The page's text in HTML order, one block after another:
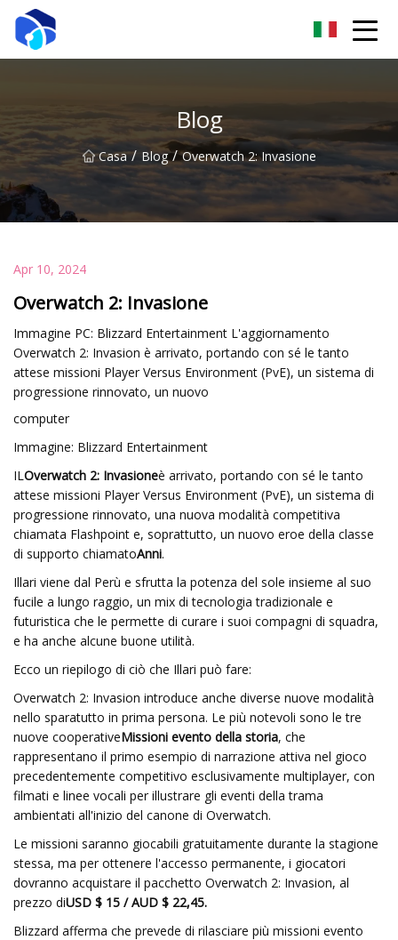
Blog
Casa / Blog / Overwatch 2: Invasione
Apr 10, 2024
Overwatch 2: Invasione
Immagine PC: Blizzard Entertainment L'aggiornamento
Overwatch 2: Invasion è arrivato, portando con sé le tanto
attese missioni Player Versus Environment (PvE), un sistema di
progressione rinnovato, un nuovo
computer
Immagine: Blizzard Entertainment
ILOverwatch 2: Invasioneè arrivato, portando con sé le tanto
attese missioni Player Versus Environment (PvE), un sistema di
progressione rinnovato, una nuova modalità competitiva
chiamata Flashpoint e, soprattutto, un nuovo eroe della classe
di supporto chiamatoAnni.
Illari viene dal Perù e sfrutta la potenza del sole insieme al suo
fucile a lungo raggio, un mix di tecnologia tradizionale e
futuristica che le permette di curare i suoi compagni di squadra,
e ha anche alcune buone utilità.
Ecco un riepilogo di ciò che Illari può fare:
Overwatch 2: Invasion introduce anche diverse nuove modalità
nello sparatutto in prima persona. Le più notevoli sono le tre
nuove cooperativeMissioni evento della storia, che
rappresentano il primo esempio di narrazione attiva nel gioco
precedentemente competitivo esclusivamente multiplayer, con
filmati e linee vocali per illustrare gli eventi della trama
ambientati all'inizio del canone di Overwatch.
Le missioni saranno giocabili gratuitamente durante la stagione
stessa, ma per ottenere l'accesso permanente, i giocatori
dovranno acquistare il pacchetto Overwatch 2: Invasion, al
prezzo diUSD $ 15 / AUD $ 22,45.
Blizzard afferma che prevede di rilasciare più missioni evento